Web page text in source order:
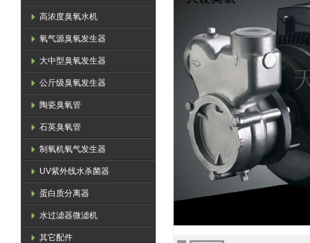
高浓度臭氧水机
氧气源臭氧发生器
大中型臭氧发生器
公斤级臭氧发生器
陶瓷臭氧管
石英臭氧管
制氧机氧气发生器
UV紫外线水杀菌器
蛋白质分离器
水过滤器微滤机
其它配件